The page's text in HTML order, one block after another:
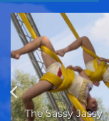
The Sassy Jassy